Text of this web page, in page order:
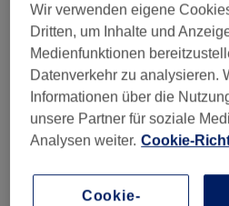
Unsere Arbeit
Bild anklicken für weitere Details
Wir verwenden eigene
Dritten, um Inhalte und
Medienfunktionen
Datenverkehr zu analysieren.
Informationen über die
unsere Partner für soziale
Analysen weiter. Cookie-
Cookie-